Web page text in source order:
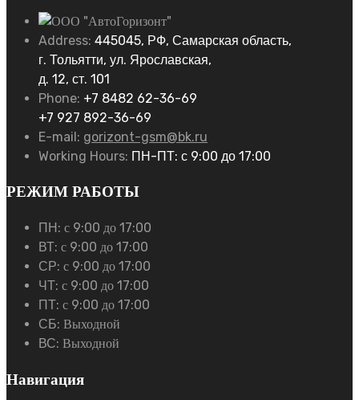
Address: 445045, РФ, Самарская область,
г. Тольятти, ул. Ярославская,
д. 12, ст. 101
Phone: +7 8482 62-36-69
+7 927 892-36-69
E-mail: gorizont-gsm@bk.ru
Working Hours: ПН-ПТ: с 9:00 до 17:00
РЕЖИМ РАБОТЫ
ПН: с 9:00 до 17:00
ВТ: с 9:00 до 17:00
СР: с 9:00 до 17:00
ЧТ: с 9:00 до 17:00
ПТ: с 9:00 до 17:00
СБ: Выходной
ВС: Выходной
Навигация